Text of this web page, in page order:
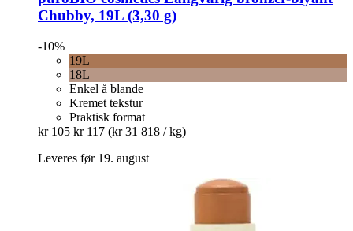
Chubby, 19L (3,30 g)
-10%
19L
18L
Enkel å blande
Kremet tekstur
Praktisk format
kr 105 kr 117 (kr 31 818 / kg)
Leveres før 19. august